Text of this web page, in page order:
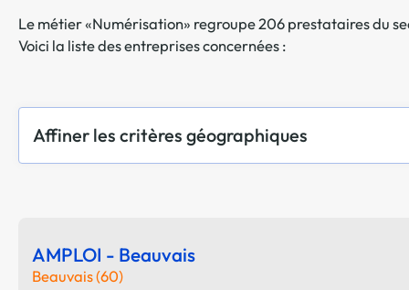
Le métier «Numérisation» regroupe 206 prestataires du
Voici la liste des entreprises concernées :
Affiner les critères géographiques
AMPLOI - Beauvais
Beauvais (60)